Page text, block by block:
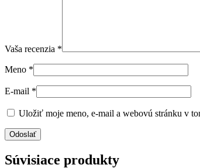
Vaša recenzia *
Meno *
E-mail *
Uložiť moje meno, e-mail a webovú stránku v
Súvisiace produkty